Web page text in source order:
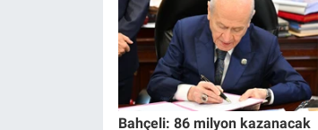
Bahçeli: 86 milyon kazanacak
Türkiye'nin Geleceği
Türkiye'nin Gündemi